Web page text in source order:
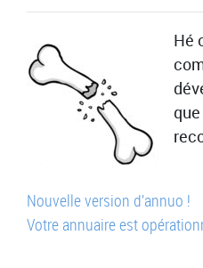
Hé
Navigation
de
Précédent
:
Nouvelle version d’annuo !
Suivant
Votre annuaire est